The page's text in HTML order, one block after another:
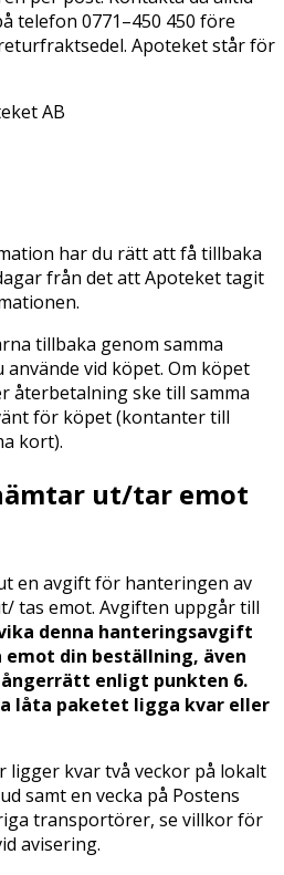
telefon 0771–450 450 före
Apoteket står för
AB
har du rätt att få tillbaka
från det att Apoteket tagit
tillbaka genom samma
vid köpet. Om köpet
återbetalning ske till samma
för köpet (kontanter till
kort).
ut/tar emot
en avgift för hanteringen av
tas emot. Avgiften uppgår till
denna hanteringsavgift
din beställning, även
ångerrätt enligt punkten 6.
låta paketet ligga kvar eller
ligger kvar två veckor på lokalt
samt en vecka på Postens
transportörer, se villkor för
avisering.